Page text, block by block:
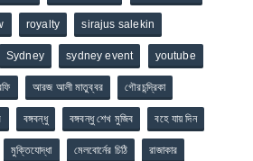
royalty sirajus salekin
Sydney sydney event youtube
আরজ আলী মাতুব্বর গৌরচন্দ্রিকা
বঙ্গবন্ধু বঙ্গবন্ধু শেখ মুজিব বহে যায় দিন
মুক্তিযোদ্ধা মেলবোর্নের চিঠি রাজাকার